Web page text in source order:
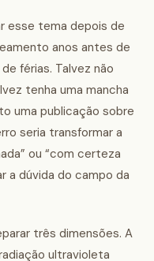
esse tema depois de
anos antes de
férias. Talvez não
tenha uma mancha
uma publicação sobre
seria transformar a
ou “com certeza
a dúvida do campo da
três dimensões. A
ultravioleta